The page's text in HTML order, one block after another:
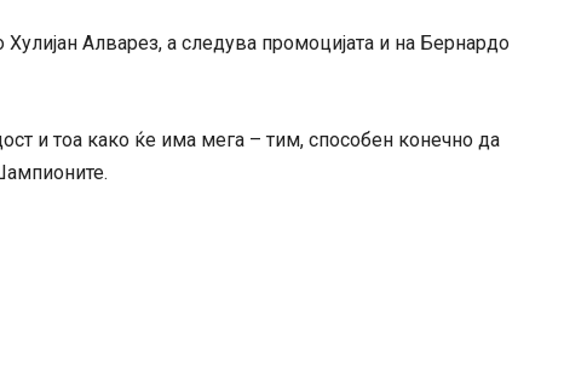
Алварез, а следува промоцијата и на Бернардо
и тоа како ќе има мега – тим, способен конечно да